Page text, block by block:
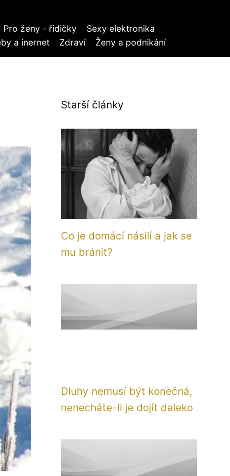
Pro ženy - řidičky
Sexy elektronika
a inernet Zdraví Ženy a podnikání
Starší články
Co je domácí násilí a jak se
mu bránit?
Dluhy nemusí být konečná,
nenecháte-li je dojít daleko